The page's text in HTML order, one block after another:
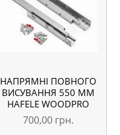
НАПРЯМНІ ПОВНОГО
ВИСУВАННЯ 550 ММ
HAFELE WOODPRO
700,00 грн.